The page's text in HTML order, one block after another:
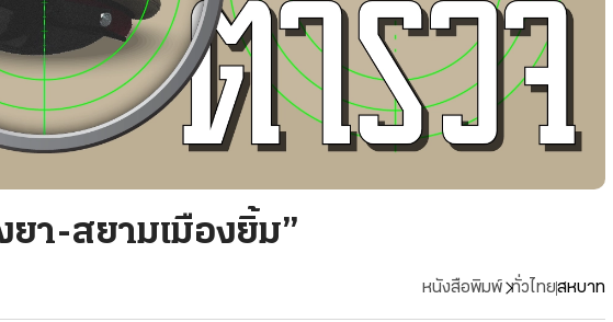
ยา-สยามเมืองยิ้ม”
หนังสือพิมพ์ ทั่วไทยสหบาท